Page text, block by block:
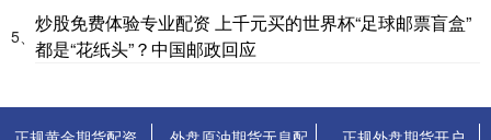
5、
炒股免费体验专业配资 上千元买的世界杯“足球邮票盲盒”
都是“花纸头”？中国邮政回应